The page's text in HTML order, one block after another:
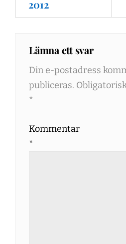
2012
Lämna ett svar
Din e-postadress
publiceras.
*
Kommentar
*